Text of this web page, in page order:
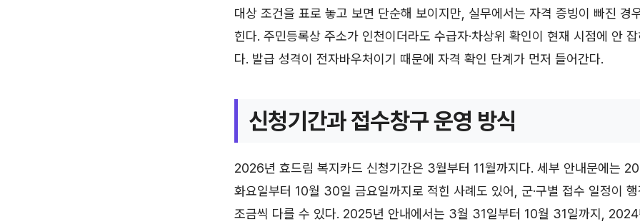
대상 조건을 표로 놓고 보면 단순해 보이지만, 실무에서는 자격 증빙이 빠진 경
힌다. 주민등록상 주소가 인천이더라도 수급자·차상위 확인이 현재 시점에 안
다. 발급 성격이 전자바우처이기 때문에 자격 확인 단계가 먼저 들어간다.
신청기간과 접수창구 운영 방식
2026년 효드림 복지카드 신청기간은 3월부터 11월까지다. 세부 안내문에는
화요일부터 10월 30일 금요일까지로 적힌 사례도 있어, 군·구별 접수 일정이
조금씩 다를 수 있다. 2025년 안내에서는 3월 31일부터 10월 31일까지,